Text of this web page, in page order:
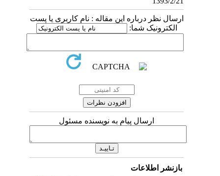
ارسال نظر درباره این مقاله : نام کاربری یا پست
الکترونیک شما:
ارسال پیام به نویسنده مسئول
بازنشر اطلاعات